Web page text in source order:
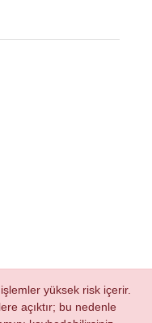
yüksek risk içerir.
açıktır; bu nedenle